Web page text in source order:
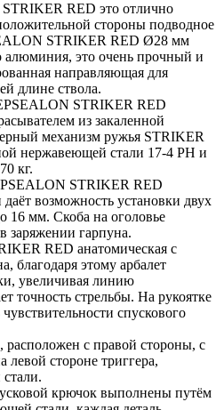
RED это отлично
стороны подводное
STRIKER RED Ø28 мм
алюминия, это очень прочный и
направляющая для
длине ствола.
STRIKER RED
из закаленной
механизм ружья STRIKER
нержавеющей стали 17-4 PH и
кг.
STRIKER RED
возможность установки двух
16 мм. Скоба на оголовье
заряжении гарпуна.
RED анатомическая с
благодаря этому арбалет
увеличивая линию
точность стрельбы. На рукоятке
спускового
расположен с правой стороны, с
стороне триггера,
крючок выполнены путём